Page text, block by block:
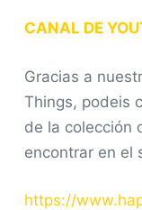
CANAL DE
Gracias a
Things, podeis
de la colección
encontrar en el
https://